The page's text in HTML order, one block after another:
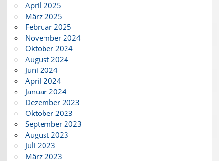
April 2025
März 2025
Februar 2025
November 2024
Oktober 2024
August 2024
Juni 2024
April 2024
Januar 2024
Dezember 2023
Oktober 2023
September 2023
August 2023
Juli 2023
März 2023